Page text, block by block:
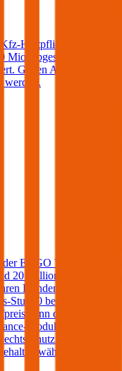
Haftpflicht mit einer
abgeschlossen
Gegen Aufpreis eine
werden.
ERGO Versicherung
20 Millionen
Kunden, die sich seit
Stufe 0 befinden,
kann die Kfz-
Produkt, eine
erweitert
gewählt werden der